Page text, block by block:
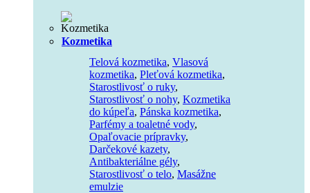
Kozmetika
Telová kozmetika, Vlasová
kozmetika, Pleťová kozmetika,
Starostlivosť o ruky,
Starostlivosť o nohy, Kozmetika
do kúpeľa, Pánska kozmetika,
Parfémy a toaletné vody,
Opaľovacie prípravky,
Darčekové kazety,
Antibakteriálne gély,
Starostlivosť o telo, Masážne
emulzie